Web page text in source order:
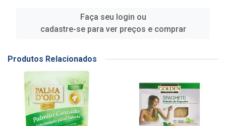
Faça seu login ou
cadastre-se para ver preços e comprar
Produtos Relacionados